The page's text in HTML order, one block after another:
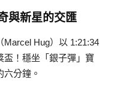
與新星的交匯
Hug）以 1:21:34
盃！穩坐「銀子彈」寶
分鐘。